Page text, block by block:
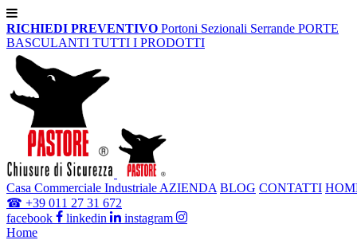
RICHIEDI PREVENTIVO Portoni Sezionali Serrande PORTE
BASCULANTI TUTTI I PRODOTTI
Casa Commerciale Industriale AZIENDA BLOG CONTATTI
☎ +39 011 27 31 672
facebook
linkedin
instagram
Home